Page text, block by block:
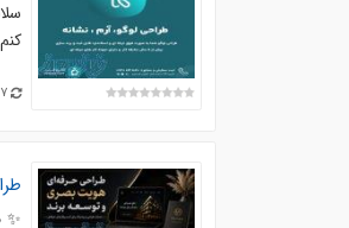
کنم
7 روز پیش
✨